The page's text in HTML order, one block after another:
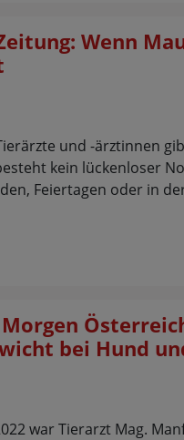
Wenn
und -ärztinnen
kein lückenloser
Feiertagen oder in
bei Hund
war Tierarzt Mag.